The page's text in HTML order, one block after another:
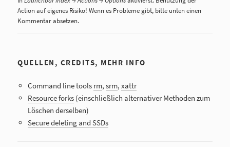
Action auf eigenes Risiko! Wenn es Probleme gibt, bitte unten einen
Kommentar absetzen.
QUELLEN, CREDITS, MEHR INFO
Command line tools rm,srm,xattr
Resource forks (einschließlich alternativer Methoden zum
Löschen derselben)
Secure deleting and SSDs